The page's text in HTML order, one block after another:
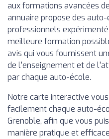
aux formations avancées
annuaire propose des
professionnels
meilleure formation
avis qui vous fournissent
de l'enseignement et de
par chaque auto-école.
Notre carte interactive
facilement chaque auto-
Grenoble, afin que vous
manière pratique et